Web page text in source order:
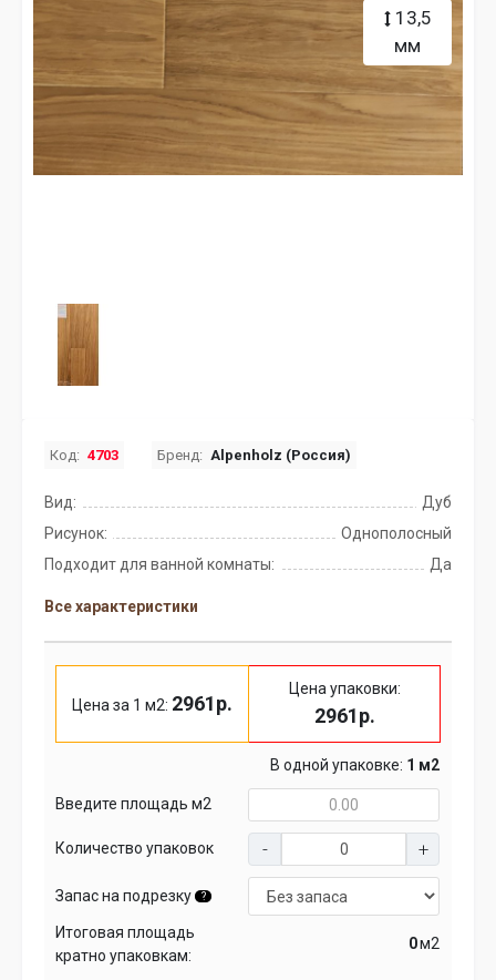
13,5
мм
Код: 4703 Бренд: Alpenholz (Россия)
Вид:
Дуб
Рисунок:
Однополосный
Подходит для ванной комнаты:
Да
Все характеристики
Цена за 1 м2: 2961р.
Цена упаковки:
2961р.
В одной упаковке: 1 м2
Введите площадь м2
Количество упаковок
Запас на подрезку ?
Итоговая площадь
кратно упаковкам:
м2